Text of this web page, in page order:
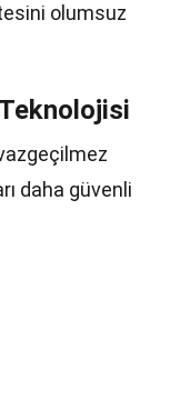
olumsuz
daha güvenli